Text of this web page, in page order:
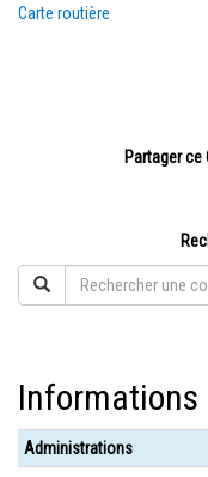
Carte routière
Partager ce
Informations
Administrations